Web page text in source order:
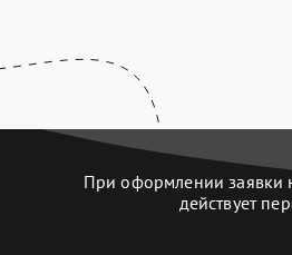
При оформлении заявки
действует